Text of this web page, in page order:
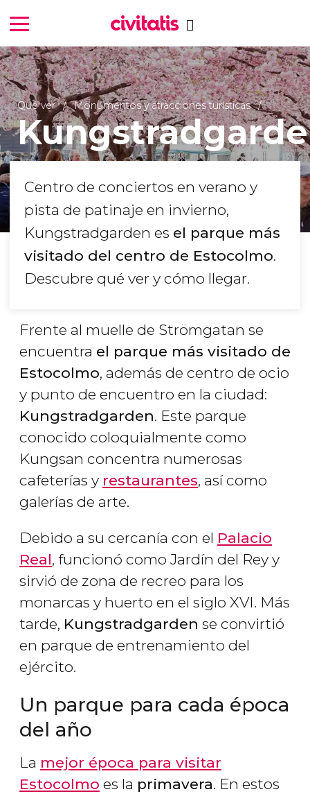
Qué ver Monumentos y atracciones turísticas
Centro de conciertos en verano y
pista de patinaje en invierno,
Kungstradgarden es el parque más
visitado del centro de Estocolmo.
Descubre qué ver y cómo llegar.
Frente al muelle de Strömgatan se
encuentra el parque más visitado de
Estocolmo, además de centro de ocio
y punto de encuentro en la ciudad:
Kungstradgarden. Este parque
conocido coloquialmente como
Kungsan concentra numerosas
cafeterías y restaurantes, así como
galerías de arte.
Debido a su cercanía con el Palacio
Real, funcionó como Jardín del Rey y
sirvió de zona de recreo para los
monarcas y huerto en el siglo XVI. Más
tarde, Kungstradgarden se convirtió
en parque de entrenamiento del
ejército.
Un parque para cada época
del año
La mejor época para visitar
Estocolmo es la primavera. En estos